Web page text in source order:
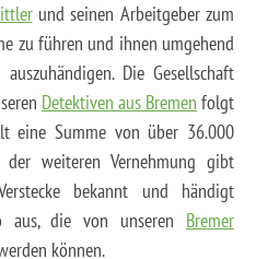
und seinen Arbeitgeber zum
zu führen und ihnen umgehend
Die Gesellschaft
Detektiven aus Bremen folgt
eine Summe von über 36.000
weiteren Vernehmung gibt
bekannt und händigt
aus, die von unseren Bremer
können.